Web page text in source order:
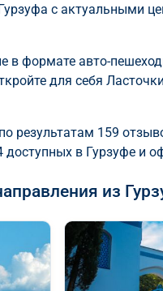
с актуальными
в формате авто-
для себя
результатам 159
доступных в Гурзуфе и
из